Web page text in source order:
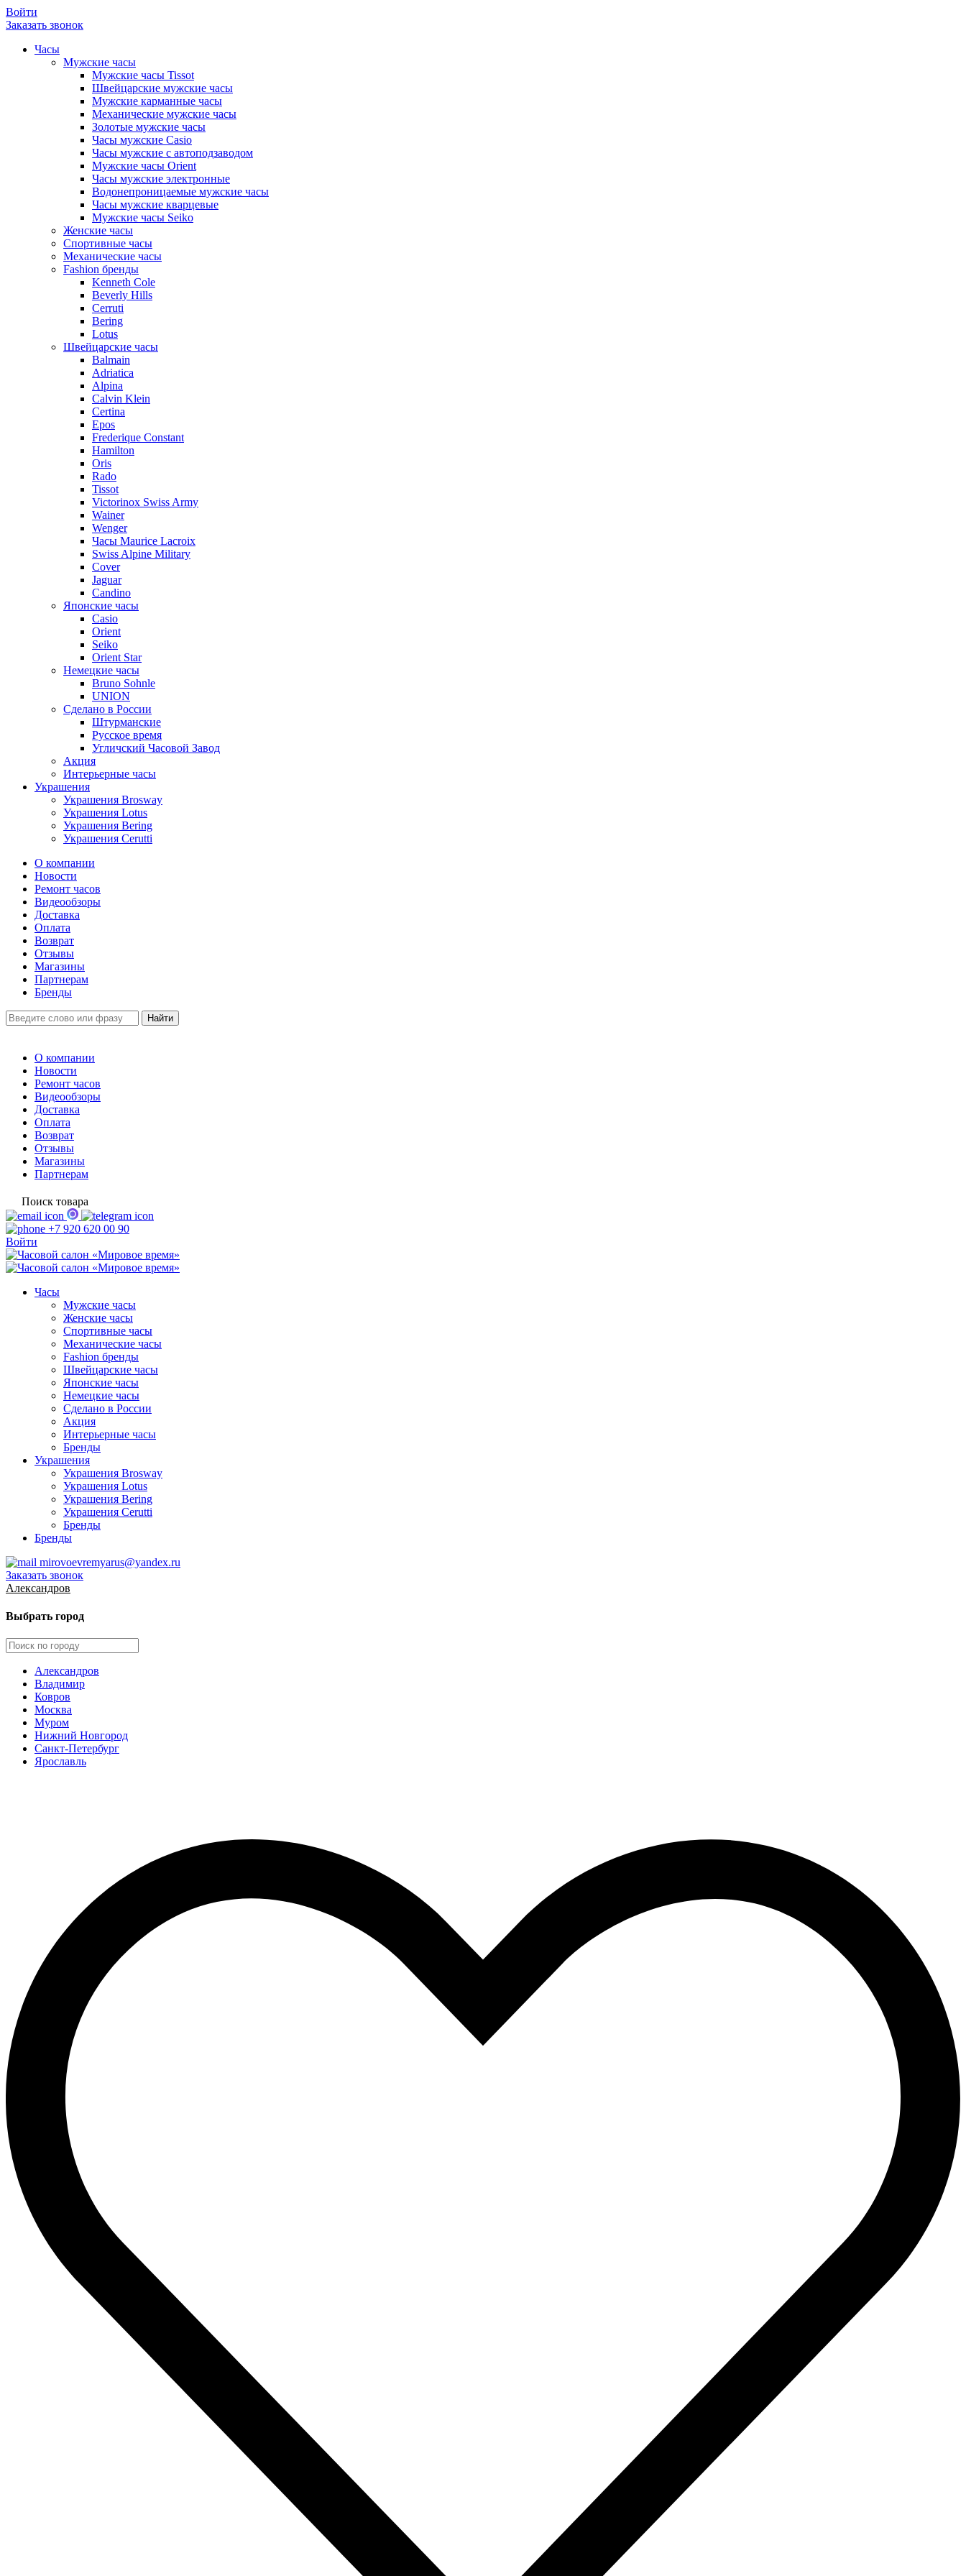
Войти
Заказать звонок
Часы
Мужские часы
Мужские часы Tissot
Швейцарские мужские часы
Мужские карманные часы
Механические мужские часы
Золотые мужские часы
Часы мужские Casio
Часы мужские с автоподзаводом
Мужские часы Orient
Часы мужские электронные
Водонепроницаемые мужские часы
Часы мужские кварцевые
Мужские часы Seiko
Женские часы
Спортивные часы
Механические часы
Fashion бренды
Kenneth Cole
Beverly Hills
Cerruti
Bering
Lotus
Швейцарские часы
Balmain
Adriatica
Alpina
Calvin Klein
Certina
Epos
Frederique Constant
Hamilton
Oris
Rado
Tissot
Victorinox Swiss Army
Wainer
Wenger
Часы Maurice Lacroix
Swiss Alpine Military
Cover
Jaguar
Candino
Японские часы
Casio
Orient
Seiko
Orient Star
Немецкие часы
Bruno Sohnle
UNION
Сделано в России
Штурманские
Русское время
Угличский Часовой Завод
Акция
Интерьерные часы
Украшения
Украшения Brosway
Украшения Lotus
Украшения Bering
Украшения Cerutti
О компании
Новости
Ремонт часов
Видеообзоры
Доставка
Оплата
Возврат
Отзывы
Магазины
Партнерам
Бренды
О компании
Новости
Ремонт часов
Видеообзоры
Доставка
Оплата
Возврат
Отзывы
Магазины
Партнерам
Поиск товара
+7 920 620 00 90
Войти
Часы
Мужские часы
Женские часы
Спортивные часы
Механические часы
Fashion бренды
Швейцарские часы
Японские часы
Немецкие часы
Сделано в России
Акция
Интерьерные часы
Бренды
Украшения
Украшения Brosway
Украшения Lotus
Украшения Bering
Украшения Cerutti
Бренды
Бренды
mirovoevremyarus@yandex.ru
Заказать звонок
Александров
Выбрать город
Александров
Владимир
Ковров
Москва
Муром
Нижний Новгород
Санкт-Петербург
Ярославль